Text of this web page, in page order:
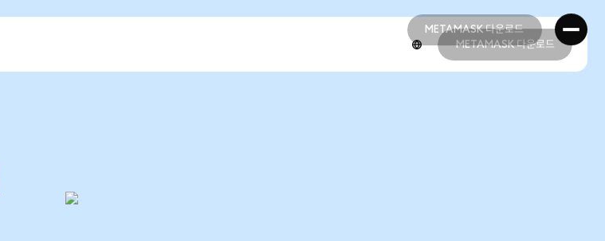
METAMASK 다운로드
METAMASK 다운로드
METAMASK 다운로드